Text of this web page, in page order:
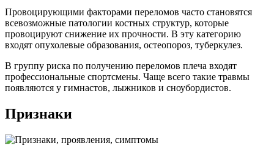
Провоцирующими факторами переломов часто становятся
всевозможные патологии костных структур, которые
провоцируют снижение их прочности. В эту категорию
входят опухолевые образования, остеопороз, туберкулез.
В группу риска по получению переломов плеча входят
профессиональные спортсмены. Чаще всего такие травмы
появляются у гимнастов, лыжников и сноубордистов.
Признаки